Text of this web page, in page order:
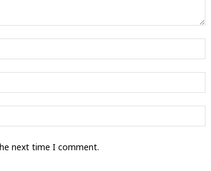
next time I comment.